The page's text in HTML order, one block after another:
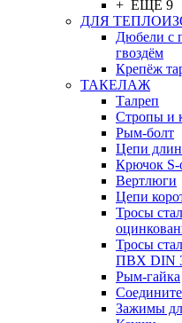
+ ЕЩЕ 9
ДЛЯ
Дюбели с
гвоздём
Крепёж
ТАКЕЛАЖ
Талреп
Стропы и
Рым-болт
Цепи
Крючок S-
Вертлюги
Цепи
Тросы
Тросы
ПВХ DIN
Рым-гайка
Зажимы